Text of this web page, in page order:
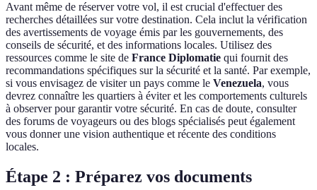
Avant même de réserver votre vol, il est crucial d'effectuer des
recherches détaillées sur votre destination. Cela inclut la vérification
des avertissements de voyage émis par les gouvernements, des
conseils de sécurité, et des informations locales. Utilisez des
ressources comme le site de France Diplomatie qui fournit des
recommandations spécifiques sur la sécurité et la santé. Par exemple,
si vous envisagez de visiter un pays comme le Venezuela, vous
devrez connaître les quartiers à éviter et les comportements culturels
à observer pour garantir votre sécurité. En cas de doute, consulter
des forums de voyageurs ou des blogs spécialisés peut également
vous donner une vision authentique et récente des conditions
locales.
Étape 2 : Préparez vos documents